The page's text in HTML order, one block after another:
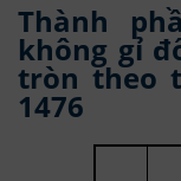
Thành
không gỉ
tròn theo
1476